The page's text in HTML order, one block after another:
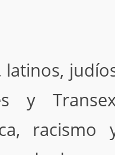
y
racismo